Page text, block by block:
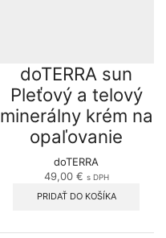
doTERRA sun
Pleťový a telový
minerálny krém na
opaľovanie
doTERRA
49,00 € s DPH
PRIDAŤ DO KOŠÍKA